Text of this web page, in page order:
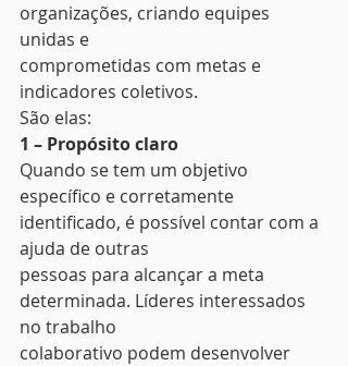
organizações, criando equipes
unidas e
comprometidas com metas e
indicadores coletivos.
São elas:
1 – Propósito claro
Quando se tem um objetivo
específico e corretamente
identificado, é possível contar com a
ajuda de outras
pessoas para alcançar a meta
determinada. Líderes interessados
no trabalho
colaborativo podem desenvolver